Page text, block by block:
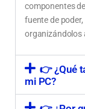
componentes
fuente de
organizándolos
👉 ¿Qué
mi PC?